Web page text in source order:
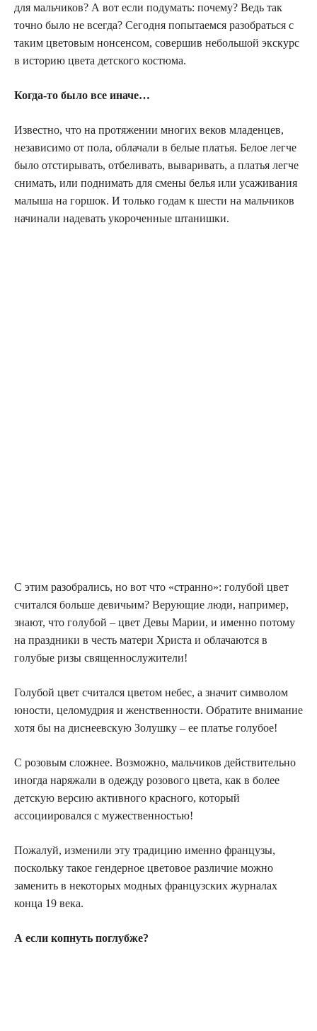
для мальчиков? А вот если подумать: почему? Ведь так
точно было не всегда? Сегодня попытаемся разобраться с
таким цветовым нонсенсом, совершив небольшой экскурс
в историю цвета детского костюма.
Когда-то было все иначе…
Известно, что на протяжении многих веков младенцев,
независимо от пола, облачали в белые платья. Белое легче
было отстирывать, отбеливать, вываривать, а платья легче
снимать, или поднимать для смены белья или усаживания
малыша на горшок. И только годам к шести на мальчиков
начинали надевать укороченные штанишки.
С этим разобрались, но вот что «странно»: голубой цвет
считался больше девичьим? Верующие люди, например,
знают, что голубой – цвет Девы Марии, и именно потому
на праздники в честь матери Христа и облачаются в
голубые ризы священнослужители!
Голубой цвет считался цветом небес, а значит символом
юности, целомудрия и женственности. Обратите внимание
хотя бы на диснеевскую Золушку – ее платье голубое!
С розовым сложнее. Возможно, мальчиков действительно
иногда наряжали в одежду розового цвета, как в более
детскую версию активного красного, который
ассоциировался с мужественностью!
Пожалуй, изменили эту традицию именно французы,
поскольку такое гендерное цветовое различие можно
заменить в некоторых модных французских журналах
конца 19 века.
А если копнуть поглубже?